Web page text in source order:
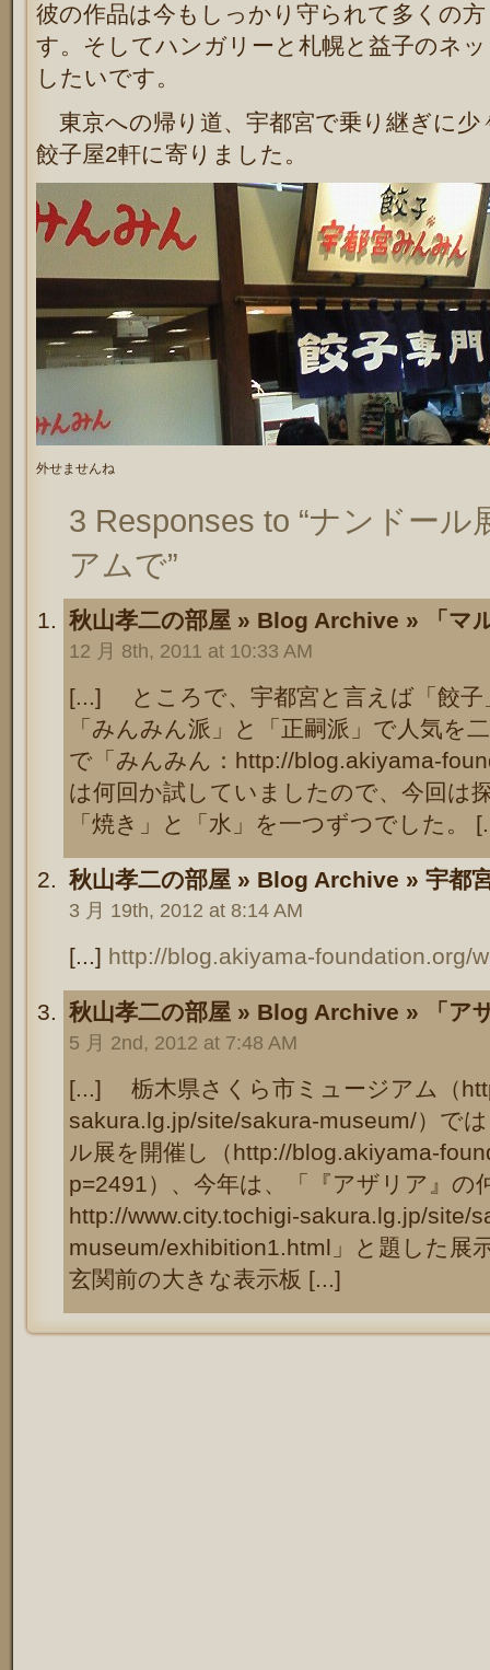
彼の作品は今もしっかり守られて多くの
す。そしてハンガリーと札幌と益子のネ
したいです。
東京への帰り道、宇都宮で乗り継ぎに少
餃子屋2軒に寄りました。
外せませんね
3 Responses to “ナンドー
アムで”
秋山孝二の部屋 » Blog Archive » 「マ
12 月 8th, 2011 at 10:33 AM
[...] ところで、宇都宮と言えば「餃子
「みんみん派」と「正嗣派」で人気を
で「みんみん：http://blog.akiyama-
は何回か試していましたので、今回は
「焼き」と「水」を一つずつでした。
秋山孝二の部屋 » Blog Archive » 宇都
3 月 19th, 2012 at 8:14 AM
[...] http://blog.akiyama-foundation.org/
秋山孝二の部屋 » Blog Archive » 「ア
5 月 2nd, 2012 at 7:48 AM
[...] 栃木県さくら市ミュージアム（
sakura.lg.jp/site/sakura-museum/）で
ル展を開催し（http://blog.akiyama-
p=2491）、今年は、「『アザリア』の
http://www.city.tochigi-sakura.lg.jp/site/
museum/exhibition1.html」と題した展
玄関前の大きな表示板 [...]